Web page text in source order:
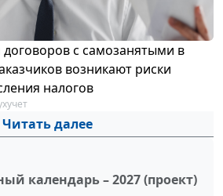
с самозанятыми в
возникают риски
налогов
Читать далее
календарь – 2027 (проект)